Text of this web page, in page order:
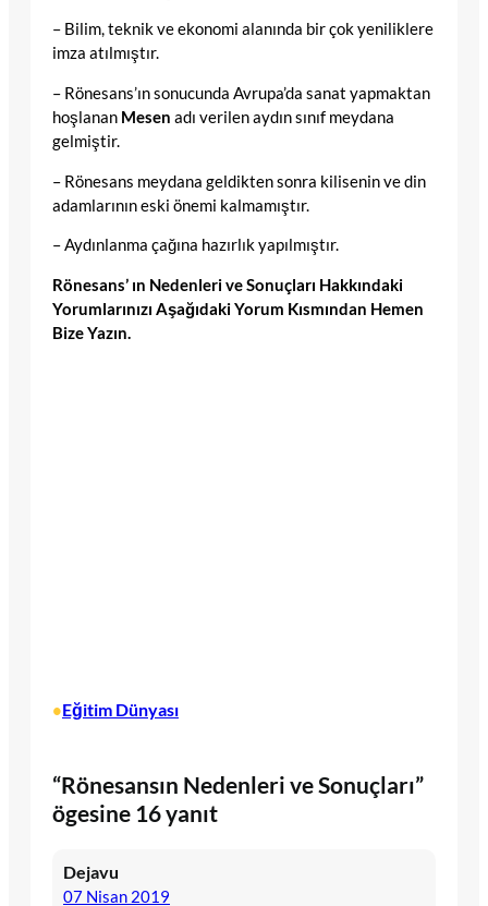
– Bilim, teknik ve ekonomi alanında bir çok yeniliklere
imza atılmıştır.
– Rönesans’ın sonucunda Avrupa’da sanat yapmaktan
hoşlanan Mesen adı verilen aydın sınıf meydana
gelmiştir.
– Rönesans meydana geldikten sonra kilisenin ve din
adamlarının eski önemi kalmamıştır.
– Aydınlanma çağına hazırlık yapılmıştır.
Rönesans’ ın Nedenleri ve Sonuçları Hakkındaki
Yorumlarınızı Aşağıdaki Yorum Kısmından Hemen
Bize Yazın.
•Eğitim Dünyası
“Rönesansın Nedenleri ve Sonuçları”
ögesine 16 yanıt
Dejavu
07 Nisan 2019